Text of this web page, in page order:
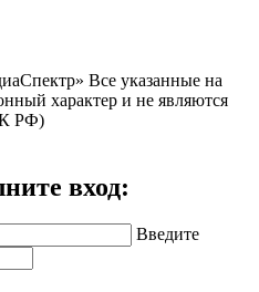
Все указанные на
характер и не являются
РФ)
вход:
Введите